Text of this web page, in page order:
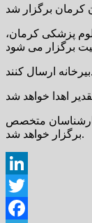
پزشکی کرمان،
متخصص
برگزار خواهد شد.
LinkedIn
Twitter